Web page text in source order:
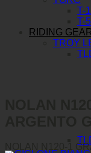
T-
T-
RIDING GEAR
TROY
NOLAN
ARGENTO
NOLAN N120-1